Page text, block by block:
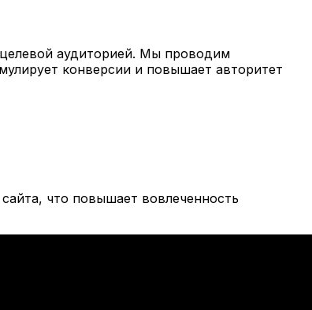
аудиторией. Мы проводим
конверсии и повышает авторитет
что повышает вовлеченность